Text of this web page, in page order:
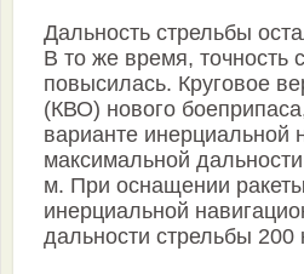
Дальность стрельбы
В то же время, точность
повысилась. Круговое
(КВО) нового
варианте инерциальной
максимальной
м. При оснащении
инерциальной
дальности стрельбы 200